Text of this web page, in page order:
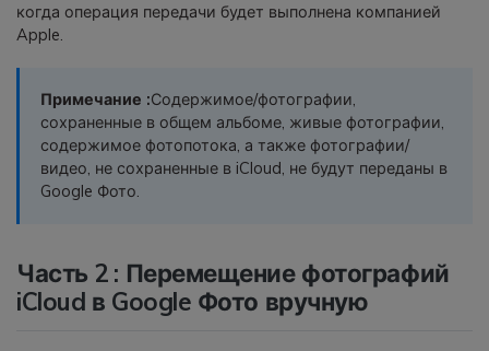
когда операция передачи будет выполнена компанией
Apple.
Примечание :Содержимое/фотографии,
сохраненные в общем альбоме, живые фотографии,
содержимое фотопотока, а также фотографии/
видео, не сохраненные в iCloud, не будут переданы в
Google Фото.
Часть 2 : Перемещение фотографий
iCloud в Google Фото вручную